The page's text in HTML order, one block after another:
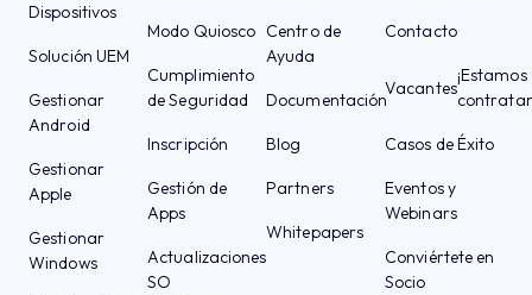
Dispositivos
Solución UEM
Gestionar
Android
Gestionar
Apple
Gestionar
Windows
Modo Quiosco
Cumplimiento
de Seguridad
Inscripción
Gestión de
Apps
Actualizaciones
SO
Centro de
Ayuda
Documentación
Blog
Partners
Whitepapers
Contacto
Vacantes
¡Estamos
Casos de Éxito
Eventos y
Webinars
Conviértete en
Socio